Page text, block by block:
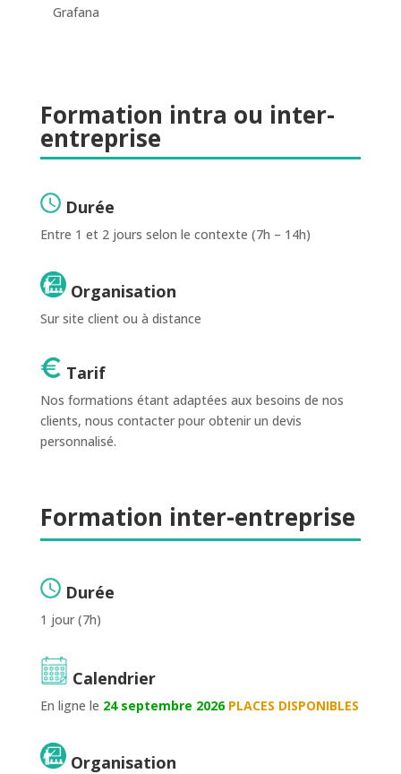
Grafana
Formation intra ou inter-
entreprise
Durée
Entre 1 et 2 jours selon le contexte (7h – 14h)
Organisation
Sur site client ou à distance
Tarif
Nos formations étant adaptées aux besoins de nos
clients, nous contacter pour obtenir un devis
personnalisé.
Formation inter-entreprise
Durée
1 jour (7h)
Calendrier
En ligne le 24 septembre 2026 PLACES DISPONIBLES
Organisation